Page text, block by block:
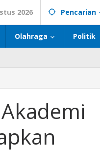
2026 Pencarian
Olahraga Politik